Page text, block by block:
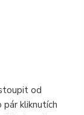
od
pár kliknutích